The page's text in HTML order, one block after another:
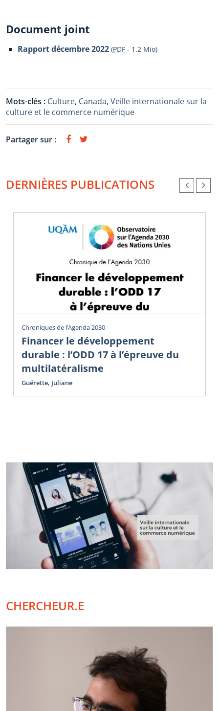
Document joint
Rapport décembre 2022 (PDF - 1.2 Mio)
Mots-clés : Culture, Canada, Veille internationale sur la
culture et le commerce numérique
Partager sur :
DERNIÈRES PUBLICATIONS
Chroniques de l’Agenda 2030
Financer le développement
durable : l’ODD 17 à l’épreuve du
multilatéralisme
Guérette, Juliane
CHERCHEUR.E